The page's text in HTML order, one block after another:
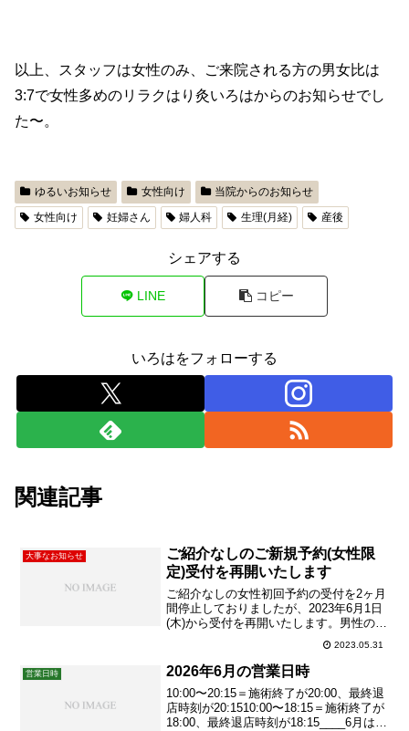
以上、スタッフは女性のみ、ご来院される方の男女比は
3:7で女性多めのリラクはり灸いろはからのお知らせでし
た〜。
ゆるいお知らせ 女性向け
当院からのお知らせ
女性向け
妊婦さん 婦人科 生理(月経) 産後
シェアする
LINE コピー
いろはをフォローする
関連記事
大事なお知らせ
ご紹介なしのご新規予約(女性限
定)受付を再開いたします
ご紹介なしの女性初回予約の受付を2ヶ月
間停止しておりましたが、2023年6月1日
(木)から受付を再開いたします。男性の初
回予約は通常通りご紹介必須です。初回
ご予約の際は必ず初回ご予約の際は必ず
お読みくださいを全て読まれてからお電
話をお願いいたします。ご紹介での初回
予約希望の方は、...
2023.05.31
営業日時 2026年6月の営業日時
10:00〜20:15＝施術終了が20:00、最終退
店時刻が20:1510:00〜18:15＝施術終了が
18:00、最終退店時刻が18:15____6月は再